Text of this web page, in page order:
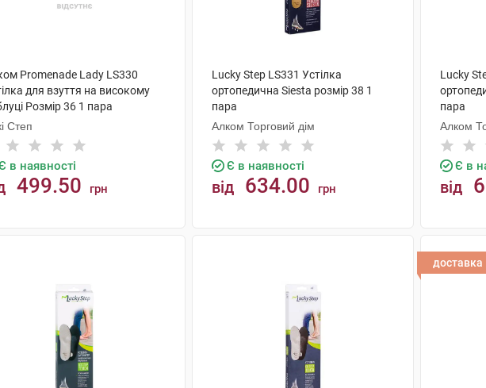
Promenade Lady LS330
для взуття на високому
Розмір 36 1 пара
Степ
в наявності
499.50 грн
Lucky Step LS331 Устілка
ортопедична Siesta розмір 38 1
пара
Алком Торговий дім
Є в наявності
від 634.00 грн
Lucky
пара
Алком
Є в
від
доставка